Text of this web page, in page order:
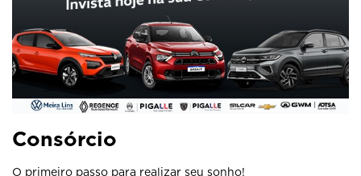
Consórcio
O primeiro passo para realizar seu sonho!